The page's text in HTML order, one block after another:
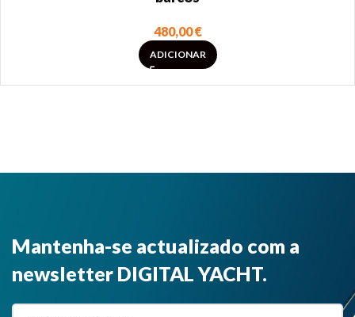
480,00€
ADICIONAR
Mantenha-se actualizado com a
newsletter DIGITAL YACHT.